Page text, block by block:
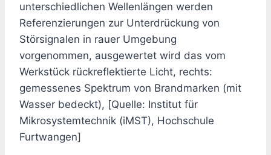
unterschiedlichen Wellenlängen werden
Referenzierungen zur Unterdrückung von
Störsignalen in rauer Umgebung
vorgenommen, ausgewertet wird das vom
Werkstück rückreflektierte Licht, rechts:
gemessenes Spektrum von Brandmarken (mit
Wasser bedeckt), [Quelle: Institut für
Mikrosystemtechnik (iMST), Hochschule
Furtwangen]